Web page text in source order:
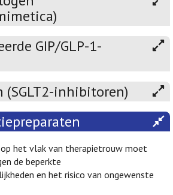
GIP/GLP-1-
(SGLT2-inhibitoren)
het vlak van therapietrouw moet
de beperkte
en het risico van ongewenste